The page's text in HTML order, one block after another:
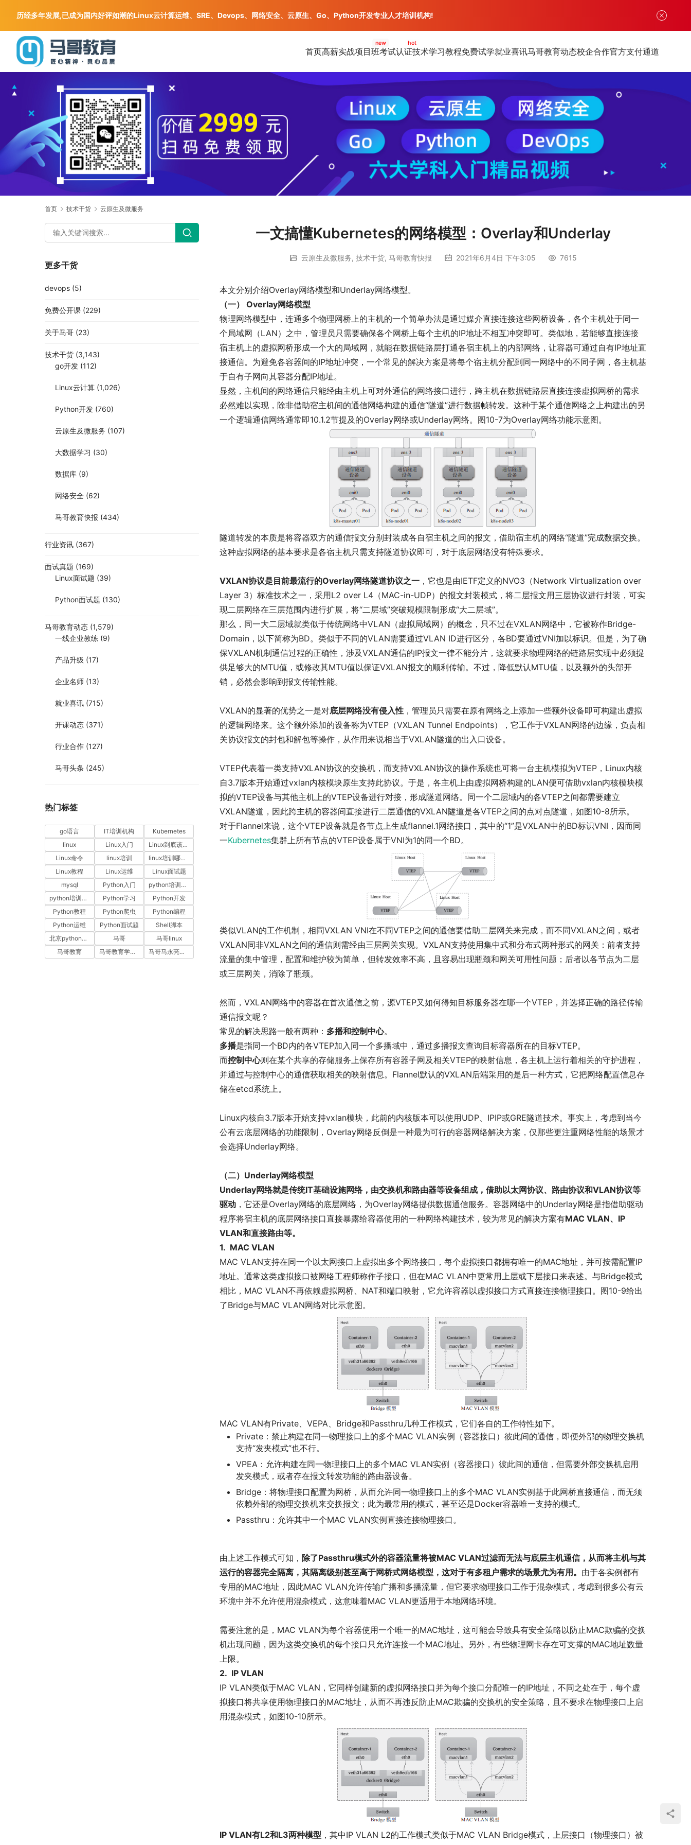
首页高薪实战项目班
new
考试认证
hot
技术学习教程免费试学就业喜讯马哥教育动态校企合作官方支付通道
首页 技术干货 云原生及微服务
一文搞懂Kubernetes的网络模型：Overlay和Underlay
云原生及微服务, 技术干货, 马哥教育快报 2021年6月4日 下午3:05 7615
本文分别介绍Overlay网络模型和Underlay网络模型。
（一） Overlay网络模型
物理网络模型中，连通多个物理网桥上的主机的一个简单办法是通过媒介直接连接这些网桥设备，各个主机处于同一
个局域网（LAN）之中，管理员只需要确保各个网桥上每个主机的IP地址不相互冲突即可。类似地，若能够直接连接
宿主机上的虚拟网桥形成一个大的局域网，就能在数据链路层打通各宿主机上的内部网络，让容器可通过自有IP地址直
接通信。为避免各容器间的IP地址冲突，一个常见的解决方案是将每个宿主机分配到同一网络中的不同子网，各主机基
于自有子网向其容器分配IP地址。
显然，主机间的网络通信只能经由主机上可对外通信的网络接口进行，跨主机在数据链路层直接连接虚拟网桥的需求
必然难以实现，除非借助宿主机间的通信网络构建的通信“隧道”进行数据帧转发。这种于某个通信网络之上构建出的另
一个逻辑通信网络通常即10.1.2节提及的Overlay网络或Underlay网络。图10-7为Overlay网络功能示意图。
隧道转发的本质是将容器双方的通信报文分别封装成各自宿主机之间的报文，借助宿主机的网络“隧道”完成数据交换。
这种虚拟网络的基本要求是各宿主机只需支持隧道协议即可，对于底层网络没有特殊要求。
VXLAN协议是目前最流行的Overlay网络隧道协议之一 ，它也是由IETF定义的NVO3（Network Virtualization over
Layer 3）标准技术之一，采用L2 over L4（MAC-in-UDP）的报文封装模式，将二层报文用三层协议进行封装，可实
现二层网络在三层范围内进行扩展，将“二层域”突破规模限制形成“大二层域”。
那么，同一大二层域就类似于传统网络中VLAN（虚拟局域网）的概念，只不过在VXLAN网络中，它被称作Bridge-
Domain，以下简称为BD。类似于不同的VLAN需要通过VLAN ID进行区分，各BD要通过VNI加以标识。但是，为了确
保VXLAN机制通信过程的正确性，涉及VXLAN通信的IP报文一律不能分片，这就要求物理网络的链路层实现中必须提
供足够大的MTU值，或修改其MTU值以保证VXLAN报文的顺利传输。不过，降低默认MTU值，以及额外的头部开
销，必然会影响到报文传输性能。
VXLAN的显著的优势之一是对底层网络没有侵入性 ，管理员只需要在原有网络之上添加一些额外设备即可构建出虚拟
的逻辑网络来。这个额外添加的设备称为VTEP（VXLAN Tunnel Endpoints），它工作于VXLAN网络的边缘，负责相
关协议报文的封包和解包等操作，从作用来说相当于VXLAN隧道的出入口设备。
VTEP代表着一类支持VXLAN协议的交换机，而支持VXLAN协议的操作系统也可将一台主机模拟为VTEP，Linux内核
自3.7版本开始通过vxlan内核模块原生支持此协议。于是，各主机上由虚拟网桥构建的LAN便可借助vxlan内核模块模
拟的VTEP设备与其他主机上的VTEP设备进行对接，形成隧道网络。同一个二层域内的各VTEP之间都需要建立
VXLAN隧道，因此跨主机的容器间直接进行二层通信的VXLAN隧道是各VTEP之间的点对点隧道，如图10-8所示。
对于Flannel来说，这个VTEP设备就是各节点上生成flannel.1网络接口，其中的“1”是VXLAN中的BD标识VNI，因而同
一Kubernetes集群上所有节点的VTEP设备属于VNI为1的同一个BD。
类似VLAN的工作机制，相同VXLAN VNI在不同VTEP之间的通信要借助二层网关来完成，而不同VXLAN之间，或者
VXLAN同非VXLAN之间的通信则需经由三层网关实现。VXLAN支持使用集中式和分布式两种形式的网关：前者支持
流量的集中管理，配置和维护较为简单，但转发效率不高，且容易出现瓶颈和网关可用性问题；后者以各节点为二层
或三层网关，消除了瓶颈。
然而，VXLAN网络中的容器在首次通信之前，源VTEP又如何得知目标服务器在哪一个VTEP，并选择正确的路径传输
通信报文呢？
常见的解决思路一般有两种： 多播和控制中心。
多播是指同一个BD内的各VTEP加入同一个多播域中，通过多播报文查询目标容器所在的目标VTEP。
而控制中心则在某个共享的存储服务上保存所有容器子网及相关VTEP的映射信息，各主机上运行着相关的守护进程，
并通过与控制中心的通信获取相关的映射信息。Flannel默认的VXLAN后端采用的是后一种方式，它把网络配置信息存
储在etcd系统上。
Linux内核自3.7版本开始支持vxlan模块，此前的内核版本可以使用UDP、IPIP或GRE隧道技术。事实上，考虑到当今
公有云底层网络的功能限制，Overlay网络反倒是一种最为可行的容器网络解决方案，仅那些更注重网络性能的场景才
会选择Underlay网络。
（二）Underlay网络模型
Underlay网络就是传统IT基础设施网络，由交换机和路由器等设备组成，借助以太网协议、路由协议和VLAN协议等
驱动 ，它还是Overlay网络的底层网络，为Overlay网络提供数据通信服务。容器网络中的Underlay网络是指借助驱动
程序将宿主机的底层网络接口直接暴露给容器使用的一种网络构建技术，较为常见的解决方案有MAC VLAN、IP
VLAN和直接路由等。
1. MAC VLAN
MAC VLAN支持在同一个以太网接口上虚拟出多个网络接口，每个虚拟接口都拥有唯一的MAC地址，并可按需配置IP
地址。通常这类虚拟接口被网络工程师称作子接口，但在MAC VLAN中更常用上层或下层接口来表述。与Bridge模式
相比，MAC VLAN不再依赖虚拟网桥、NAT和端口映射，它允许容器以虚拟接口方式直接连接物理接口。图10-9给出
了Bridge与MAC VLAN网络对比示意图。
MAC VLAN有Private、VEPA、Bridge和Passthru几种工作模式，它们各自的工作特性如下。
Private：禁止构建在同一物理接口上的多个MAC VLAN实例（容器接口）彼此间的通信，即便外部的物理交换机
支持“发夹模式”也不行。
VPEA：允许构建在同一物理接口上的多个MAC VLAN实例（容器接口）彼此间的通信，但需要外部交换机启用
发夹模式，或者存在报文转发功能的路由器设备。
Bridge：将物理接口配置为网桥，从而允许同一物理接口上的多个MAC VLAN实例基于此网桥直接通信，而无须
依赖外部的物理交换机来交换报文；此为最常用的模式，甚至还是Docker容器唯一支持的模式。
Passthru：允许其中一个MAC VLAN实例直接连接物理接口。
由上述工作模式可知， 除了Passthru模式外的容器流量将被MAC VLAN过滤而无法与底层主机通信，从而将主机与其
运行的容器完全隔离，其隔离级别甚至高于网桥式网络模型，这对于有多租户需求的场景尤为有用。 由于各实例都有
专用的MAC地址，因此MAC VLAN允许传输广播和多播流量，但它要求物理接口工作于混杂模式，考虑到很多公有云
环境中并不允许使用混杂模式，这意味着MAC VLAN更适用于本地网络环境。
需要注意的是，MAC VLAN为每个容器使用一个唯一的MAC地址，这可能会导致具有安全策略以防止MAC欺骗的交换
机出现问题，因为这类交换机的每个接口只允许连接一个MAC地址。另外，有些物理网卡存在可支撑的MAC地址数量
上限。
2. IP VLAN
IP VLAN类似于MAC VLAN，它同样创建新的虚拟网络接口并为每个接口分配唯一的IP地址，不同之处在于，每个虚
拟接口将共享使用物理接口的MAC地址，从而不再违反防止MAC欺骗的交换机的安全策略，且不要求在物理接口上启
用混杂模式，如图10-10所示。
IP VLAN有L2和L3两种模型 ，其中IP VLAN L2的工作模式类似于MAC VLAN Bridge模式，上层接口（物理接口）被
更多干货
devops (5)
免费公开课 (229)
关于马哥 (23)
技术干货 (3,143)
go开发 (112)
Linux云计算 (1,026)
Python开发 (760)
云原生及微服务 (107)
大数据学习 (30)
数据库 (9)
网络安全 (62)
马哥教育快报 (434)
行业资讯 (367)
面试真题 (169)
Linux面试题 (39)
Python面试题 (130)
马哥教育动态 (1,579)
一线企业教练 (9)
产品升级 (17)
企业名师 (13)
就业喜讯 (715)
开课动态 (371)
行业合作 (127)
马哥头条 (245)
热门标签
go语言 IT培训机构
Kubernetes
linux
Linux入门
Linux到底该怎样学？
Linux命令
linux培训
linux培训哪家好
Linux教程
Linux运维
Linux面试题
mysql
Python入门
python培训哪家好
python培训排名
Python学习
Python开发
Python教程
Python爬虫
Python编程
Python运维
Python面试题
Shell脚本
北京python培训
马哥
马哥linux
马哥教育
马哥教育学员故事 马哥马永亮，马哥linux讲师，马哥教育ceo
历经多年发展,已成为国内好评如潮的Linux云计算运维、SRE、Devops、网络安全、云原生、Go、Python开发专业人才培训机构!